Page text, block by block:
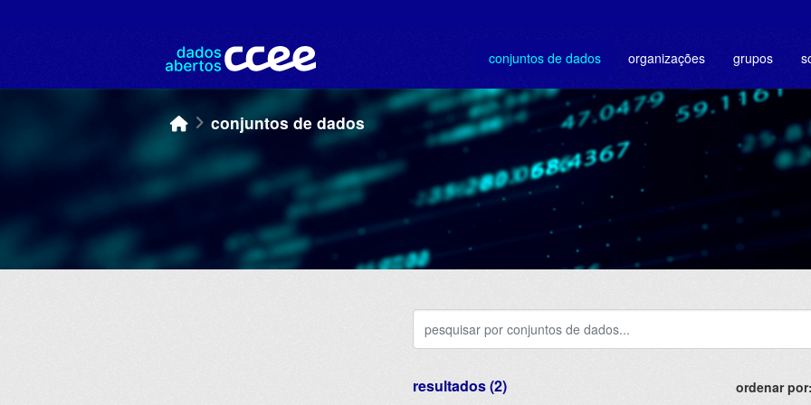
conjuntos de dados organizações grupos
conjuntos de dados
ordenar por
resultados (2)